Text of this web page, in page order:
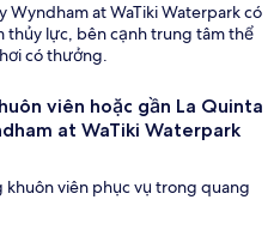
Wyndham at WaTiki Waterpark có
thủy lực, bên cạnh trung tâm thể
có thưởng.
viên hoặc gần La Quinta
at WaTiki Waterpark
khuôn viên phục vụ trong quang